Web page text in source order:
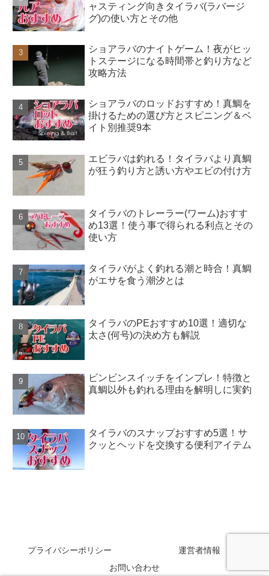
ャスティング向きタイラバ(ラバージ
グ)の使い方とその他
ショアラバのナイトゲーム！夜がヒッ
トステージになる時間帯と釣り方など
攻略方法
ショアラバのロッドおすすめ！真鯛を
掛けるための選び方とスピニング＆ベ
イト別推奨9本
エビラバは釣れる！タイラバより真鯛
が狂う釣り方と誘い方やエビの付け方
タイラバのトレーラー(ワーム)おすす
め13選！使う事で得られる利点とその
使い方
タイラバがよく釣れる潮と時合！真鯛
がエサを食う潮汐とは
タイラバのPEおすすめ10選！適切な
太さ(何号)の決め方も解説
ビンビンスイッチをインプレ！特徴と
真鯛以外も釣れる理由を解明しに実釣
タイラバのスナップおすすめ5選！サ
クッとヘッドを交換する便利アイテム
プライバシーポリシー
運営者情報
お問い合わせ